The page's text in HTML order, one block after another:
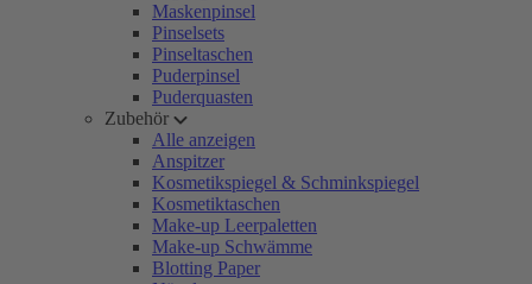
Maskenpinsel
Pinselsets
Pinseltaschen
Puderpinsel
Puderquasten
Zubehör
Alle anzeigen
Anspitzer
Kosmetikspiegel & Schminkspiegel
Kosmetiktaschen
Make-up Leerpaletten
Make-up Schwämme
Blotting Paper